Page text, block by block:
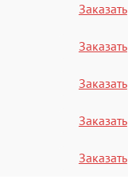
Заказать
Заказать
Заказать
Заказать
Заказать